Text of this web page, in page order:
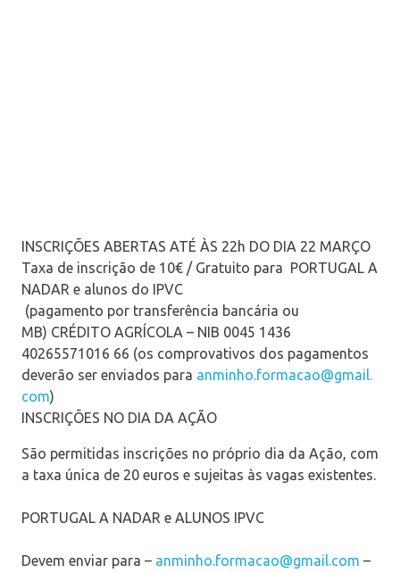
INSCRIÇÕES ABERTAS ATÉ ÀS 22h DO DIA 22 MARÇO
Taxa de inscrição de 10€ / Gratuito para PORTUGAL A
NADAR e alunos do IPVC
(pagamento por transferência bancária ou
MB) CRÉDITO AGRÍCOLA – NIB 0045 1436
40265571016 66 (os comprovativos dos pagamentos
deverão ser enviados para anminho.formacao@gmail.
com)
INSCRIÇÕES NO DIA DA AÇÃO
São permitidas inscrições no próprio dia da Ação, com
a taxa única de 20 euros e sujeitas às vagas existentes.
PORTUGAL A NADAR e ALUNOS IPVC
Devem enviar para – anminho.formacao@gmail.com –